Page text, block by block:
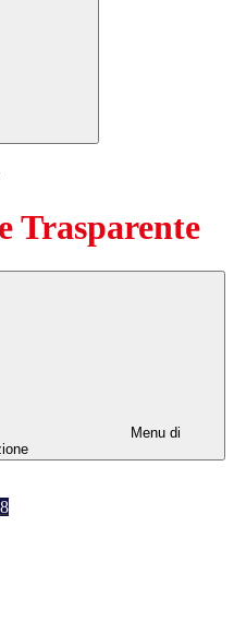
Trasparente
Menu di